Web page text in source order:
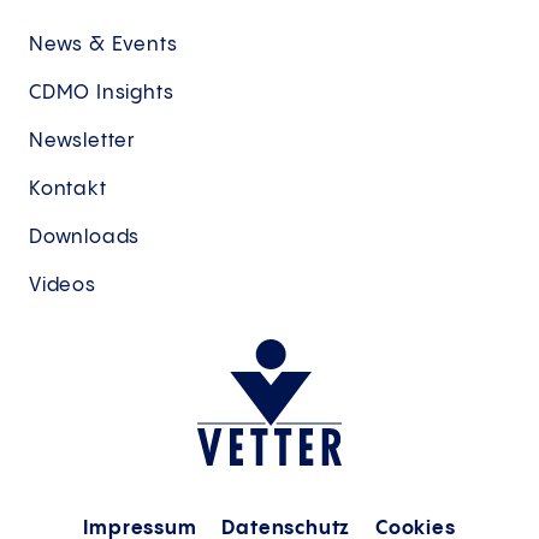
News & Events
CDMO Insights
Newsletter
Kontakt
Downloads
Videos
Impressum Datenschutz Cookies